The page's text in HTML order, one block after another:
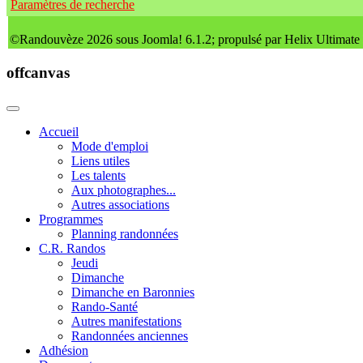
Paramètres de recherche
©Randouvèze 2026 sous Joomla! 6.1.2; propulsé par Helix Ultimate
offcanvas
Accueil
Mode d'emploi
Liens utiles
Les talents
Aux photographes...
Autres associations
Programmes
Planning randonnées
C.R. Randos
Jeudi
Dimanche
Dimanche en Baronnies
Rando-Santé
Autres manifestations
Randonnées anciennes
Adhésion